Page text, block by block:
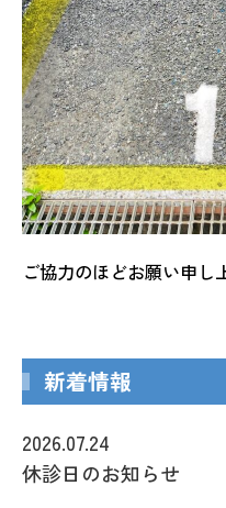
ご協力のほどお願い申
新着情報
2026.07.24
休診日のお知らせ